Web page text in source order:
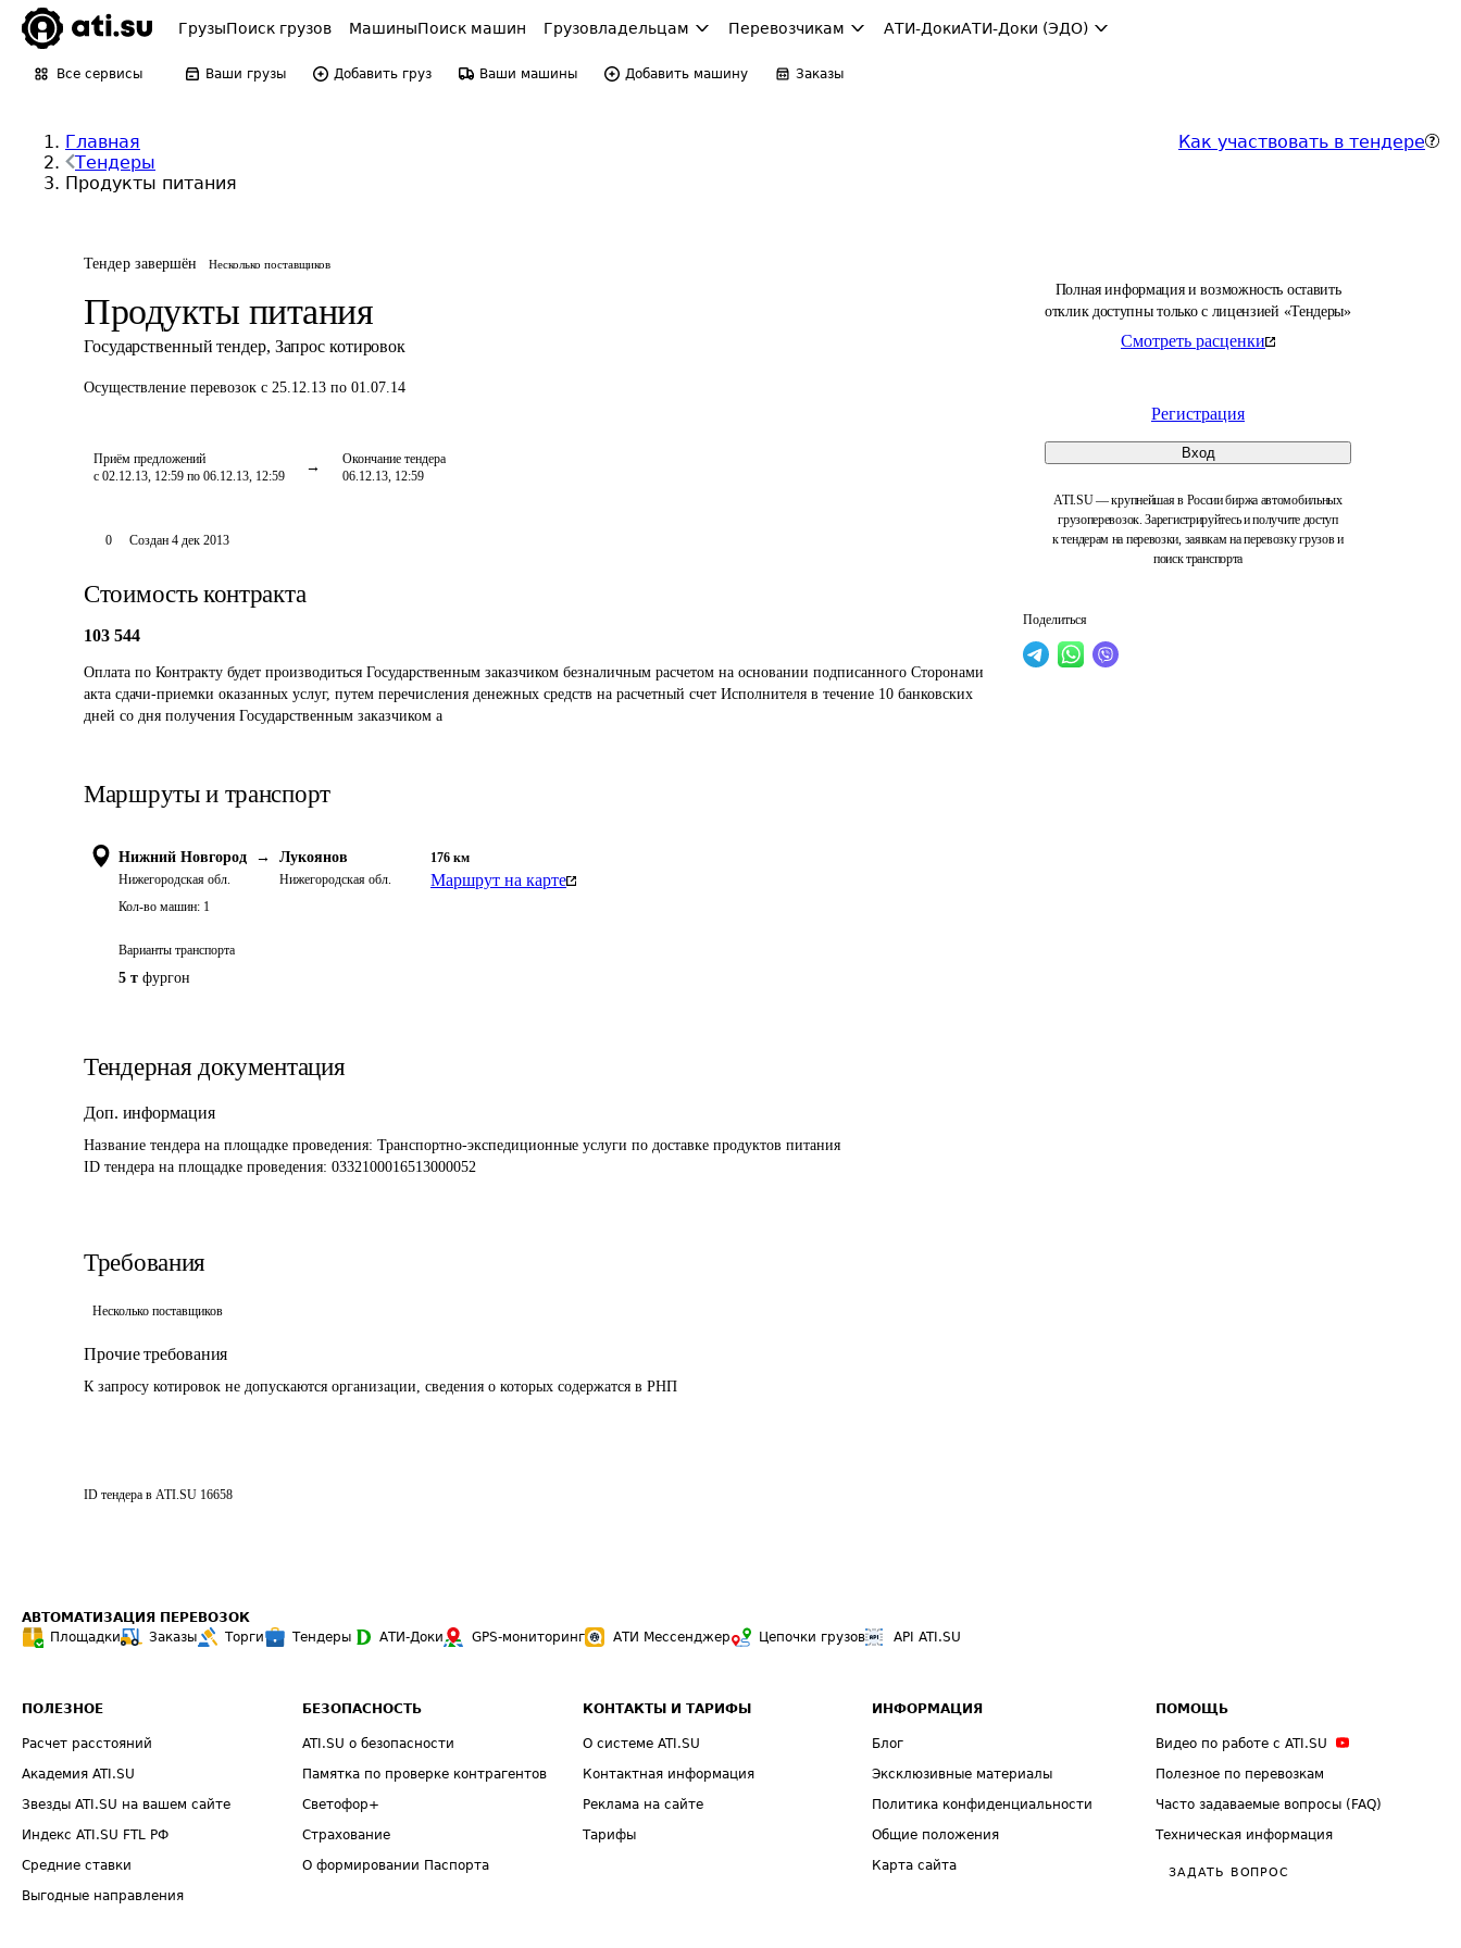
ГрузыПоиск грузов МашиныПоиск машин Грузовладельцам Перевозчикам АТИ-ДокиАТИ-Доки (ЭДО)
Все сервисы Ваши грузы Добавить груз Ваши машины Добавить машину Заказы
Главная
Тендеры
Продукты питания
Как участвовать в тендере
Тендер завершён Несколько поставщиков
Продукты питания
Государственный тендер, Запрос котировок
Осуществление перевозок с 25.12.13 по 01.07.14
Приём предложений
с 02.12.13, 12:59 по 06.12.13, 12:59
Окончание тендера
06.12.13, 12:59
Полная информация и возможность оставить
отклик доступны только с лицензией «Тендеры»
Смотреть расценки
Регистрация
Вход
ATI.SU — крупнейшая в России биржа автомобильных
грузоперевозок. Зарегистрируйтесь и получите доступ
к тендерам на перевозки, заявкам на перевозку грузов и
поиск транспорта
Поделиться
0 Создан 4 дек 2013
Стоимость контракта
103 544
Оплата по Контракту будет производиться Государственным заказчиком безналичным расчетом на основании подписанного Сторонами
акта сдачи-приемки оказанных услуг, путем перечисления денежных средств на расчетный счет Исполнителя в течение 10 банковских
дней со дня получения Государственным заказчиком а
Маршруты и транспорт
Нижний Новгород →
Нижегородская обл.
Лукоянов
Нижегородская обл.
176 км
Маршрут на карте
Кол-во машин: 1
Варианты транспорта
5 т фургон
Тендерная документация
Доп. информация
Название тендера на площадке проведения: Транспортно-экспедиционные услуги по доставке продуктов питания
ID тендера на площадке проведения: 0332100016513000052
Требования
Несколько поставщиков
Прочие требования
К запросу котировок не допускаются организации, сведения о которых содержатся в РНП
ID тендера в ATI.SU 16658
АВТОМАТИЗАЦИЯ ПЕРЕВОЗОК
Площадки
Заказы Торги Тендеры АТИ-Доки GPS-мониторинг АТИ Мессенджер Цепочки грузов API ATI.SU
ПОЛЕЗНОЕ
Расчет расстояний
Академия ATI.SU
Звезды ATI.SU на вашем сайте
Индекс ATI.SU FTL РФ
Средние ставки
Выгодные направления
БЕЗОПАСНОСТЬ
ATI.SU о безопасности
Памятка по проверке контрагентов
Светофор+
Страхование
О формировании Паспорта
КОНТАКТЫ И ТАРИФЫ
О системе ATI.SU
Контактная информация
Реклама на сайте
Тарифы
ИНФОРМАЦИЯ
Блог
Эксклюзивные материалы
Политика конфиденциальности
Общие положения
Карта сайта
ПОМОЩЬ
Видео по работе с ATI.SU
Полезное по перевозкам
Часто задаваемые вопросы (FAQ)
Техническая информация
ЗАДАТЬ ВОПРОС